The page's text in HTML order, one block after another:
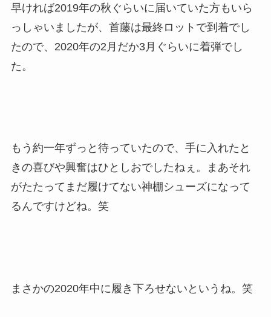
早ければ2019年の秋ぐらいに届いていた方もいら
っしゃいましたが、首藤は最終ロットで到着でし
たので、2020年の2月だか3月ぐらいに着弾でし
た。
もう約一年ずっと待っていたので、手に入れたと
きの喜びや興奮はひとしおでしたねぇ。まあそれ
がたたってまだ履けてない神棚シューズになって
るんですけどね。笑
まさかの2020年中に履き下ろせないというね。笑